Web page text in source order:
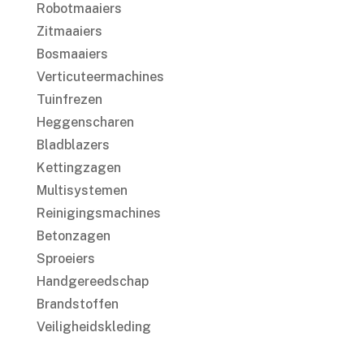
Robotmaaiers
Zitmaaiers
Bosmaaiers
Verticuteermachines
Tuinfrezen
Heggenscharen
Bladblazers
Kettingzagen
Multisystemen
Reinigingsmachines
Betonzagen
Sproeiers
Handgereedschap
Brandstoffen
Veiligheidskleding